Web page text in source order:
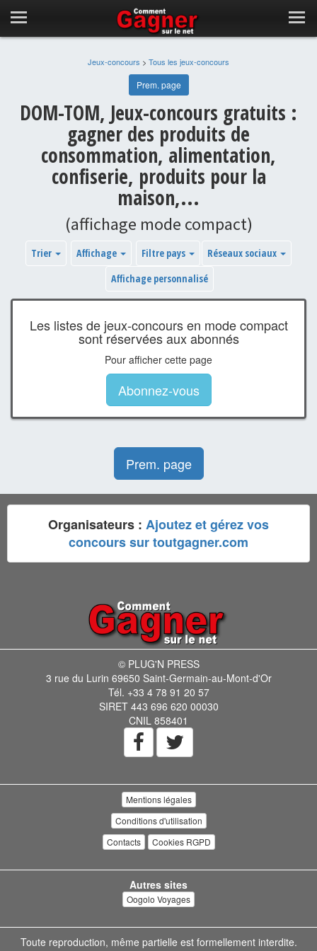
Jeux-concours > Tous les jeux-concours
Prem. page
DOM-TOM, Jeux-concours gratuits :
gagner des produits de
consommation, alimentation,
confiserie, produits pour la
maison,...
(affichage mode compact)
Trier Affichage Filtre pays
Réseaux sociaux
Affichage personnalisé
Les listes de jeux-concours en mode compact
sont réservées aux abonnés
Pour afficher cette page
Abonnez-vous
Prem. page
Organisateurs : Ajoutez et gérez vos
concours sur toutgagner.com
© PLUG'N PRESS
3 rue du Lurin 69650 Saint-Germain-au-Mont-d'Or
Tél. +33 4 78 91 20 57
SIRET 443 696 620 00030
CNIL 858401
Mentions légales
Conditions d'utilisation
Contacts
Cookies RGPD
Autres sites
Oogolo Voyages
Toute reproduction, même partielle est formellement interdite.